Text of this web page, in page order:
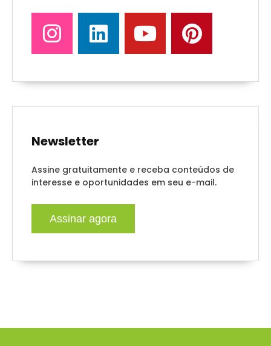
Newsletter
Assine gratuitamente e receba conteúdos de
interesse e oportunidades em seu e-mail.
Assinar agora